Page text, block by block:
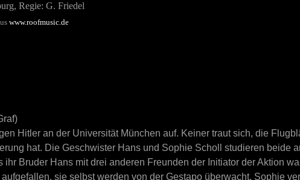
Regie: G. Friedel
www.roofmusic.de
Hitler an der Universität München auf. Keiner traut sich, die
hat. Die Geschwister Hans und Sophie Scholl studieren beide
Bruder Hans mit drei anderen Freunden der Initiator der Aktion
sie selbst werden von der Gestapo überwacht. Sophie